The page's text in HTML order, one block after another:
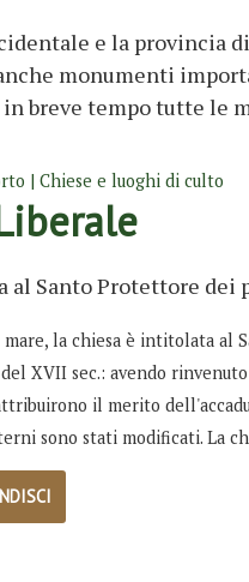
e la provincia
monumenti
breve tempo tutte le
| Chiese e luoghi di culto
Santo Protettore dei
mare, la chiesa è intitolata al
XVII sec.: avendo
il merito
sono stati modificati. La